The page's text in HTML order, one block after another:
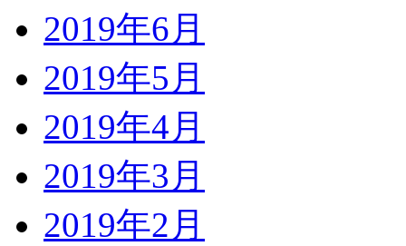
2019年6月
2019年5月
2019年4月
2019年3月
2019年2月